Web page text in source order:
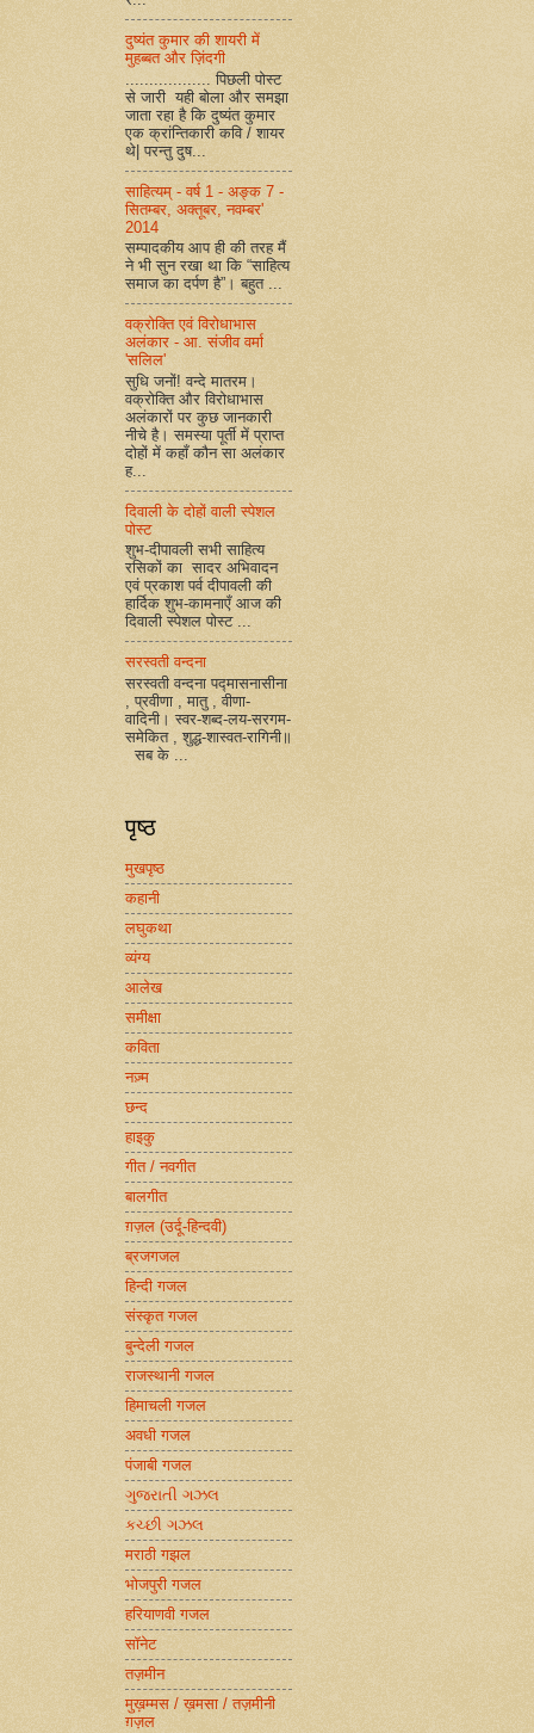
दुष्यंत कुमार की शायरी में
मुहब्बत और ज़िंदगी
.................. पिछली पोस्ट
से जारी यही बोला और समझा
जाता रहा है कि दुष्यंत कुमार
एक क्रांन्तिकारी कवि / शायर
थे| परन्तु दुष...
साहित्यम् - वर्ष 1 - अङ्क 7 -
सितम्बर, अक्तूबर, नवम्बर'
2014
सम्पादकीय आप ही की तरह मैं
ने भी सुन रखा था कि “साहित्य
समाज का दर्पण है”। बहुत ...
वक्रोक्ति एवं विरोधाभास
अलंकार - आ. संजीव वर्मा
'सलिल'
सुधि जनों! वन्दे मातरम।
वक्रोक्ति और विरोधाभास
अलंकारों पर कुछ जानकारी
नीचे है। समस्या पूर्ती में प्राप्त
दोहों में कहाँ कौन सा अलंकार
ह...
दिवाली के दोहों वाली स्पेशल
पोस्ट
शुभ-दीपावली सभी साहित्य
रसिकों का सादर अभिवादन
एवं प्रकाश पर्व दीपावली की
हार्दिक शुभ-कामनाएँ आज की
दिवाली स्पेशल पोस्ट ...
सरस्वती वन्दना
सरस्वती वन्दना पद्मासनासीना
, प्रवीणा , मातु , वीणा-
वादिनी। स्वर-शब्द-लय-सरगम-
समेकित , शुद्ध-शास्वत-रागिनी॥
सब के ...
पृष्ठ
मुखपृष्ठ
कहानी
लघुकथा
व्यंग्य
आलेख
समीक्षा
कविता
नज़्म
छन्द
हाइकु
गीत / नवगीत
बालगीत
ग़ज़ल (उर्दू-हिन्दवी)
ब्रजगजल
हिन्दी गजल
संस्कृत गजल
बुन्देली गजल
राजस्थानी गजल
हिमाचली गजल
अवधी गजल
पंजाबी गजल
ગુજરાતી ગઝલ
કચ્છી ગઝલ
मराठी गझल
भोजपुरी गजल
हरियाणवी गजल
सॉनेट
तज़मीन
मुख़म्मस / ख़मसा / तज़मीनी
ग़ज़ल